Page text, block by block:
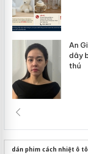
dán phim cách nhiệt ô tô